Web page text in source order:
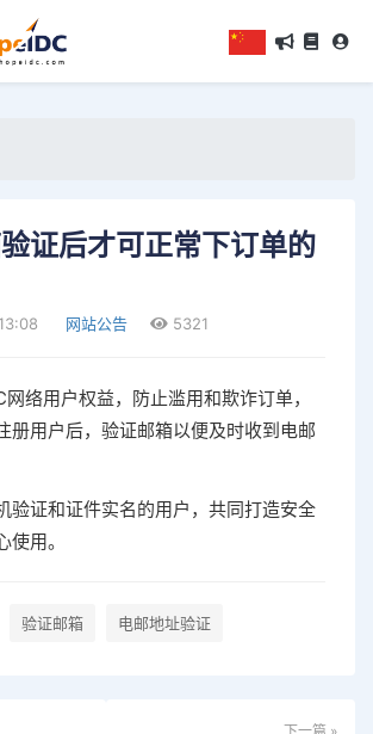
证后才可正常下订单的
网站公告 5321
络用户权益，防止滥用和欺诈订单，
册用户后，验证邮箱以便及时收到电邮
验证和证件实名的用户，共同打造安全
用。
验证邮箱 电邮地址验证